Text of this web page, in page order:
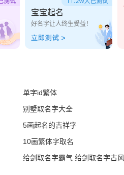
宝宝起名
好名字让人终生受益！
单字id繁体
别墅取名字大全
5画起名的吉祥字
10画繁体字取名
给剑取名字霸气 给剑取名字古风